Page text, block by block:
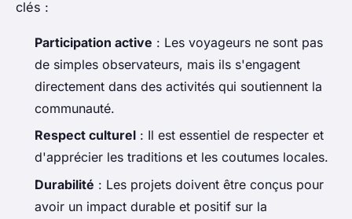
clés :
Participation active : Les voyageurs ne sont pas
de simples observateurs, mais ils s'engagent
directement dans des activités qui soutiennent la
communauté.
Respect culturel : Il est essentiel de respecter et
d'apprécier les traditions et les coutumes locales.
Durabilité : Les projets doivent être conçus pour
avoir un impact durable et positif sur la